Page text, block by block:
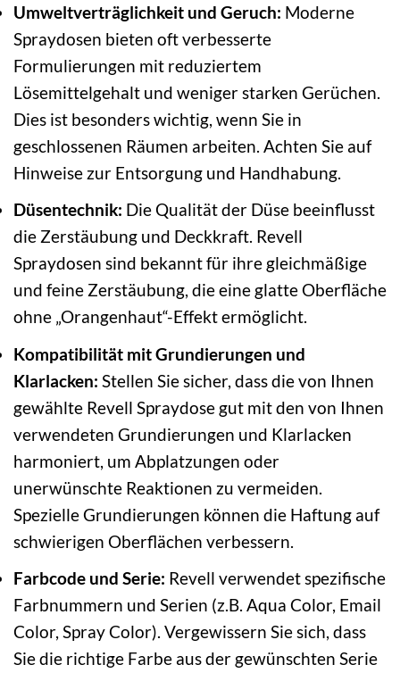
Umweltverträglichkeit und Geruch: Moderne
Spraydosen bieten oft verbesserte
Formulierungen mit reduziertem
Lösemittelgehalt und weniger starken Gerüchen.
Dies ist besonders wichtig, wenn Sie in
geschlossenen Räumen arbeiten. Achten Sie auf
Hinweise zur Entsorgung und Handhabung.
Düsentechnik: Die Qualität der Düse beeinflusst
die Zerstäubung und Deckkraft. Revell
Spraydosen sind bekannt für ihre gleichmäßige
und feine Zerstäubung, die eine glatte Oberfläche
ohne „Orangenhaut“-Effekt ermöglicht.
Kompatibilität mit Grundierungen und
Klarlacken: Stellen Sie sicher, dass die von Ihnen
gewählte Revell Spraydose gut mit den von Ihnen
verwendeten Grundierungen und Klarlacken
harmoniert, um Abplatzungen oder
unerwünschte Reaktionen zu vermeiden.
Spezielle Grundierungen können die Haftung auf
schwierigen Oberflächen verbessern.
Farbcode und Serie: Revell verwendet spezifische
Farbnummern und Serien (z.B. Aqua Color, Email
Color, Spray Color). Vergewissern Sie sich, dass
Sie die richtige Farbe aus der gewünschten Serie